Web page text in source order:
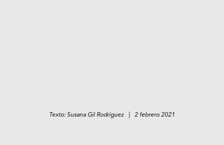
Texto: Susana Gil Rodríguez | 2 febrero 2021